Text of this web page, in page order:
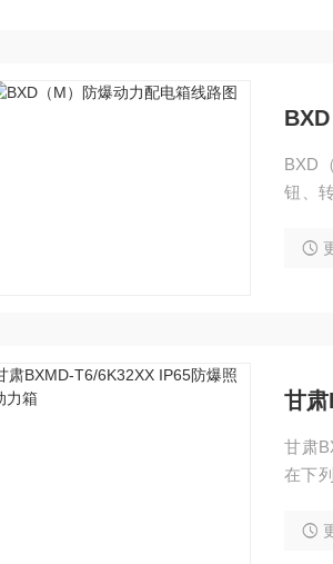
BXD
钮、
甘
甘肃
在下